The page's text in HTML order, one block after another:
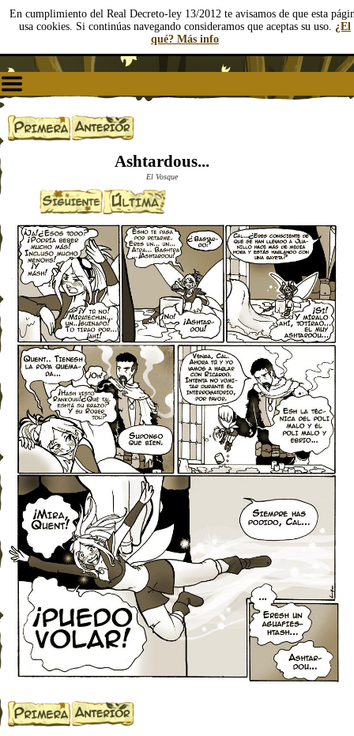
En cumplimiento del Real Decreto-ley 13/2012 te avisamos de que esta
usa cookies. Si continúas navegando consideramos que aceptas su uso. ¿El
qué? Más info
Ashtardous...
El Vosque